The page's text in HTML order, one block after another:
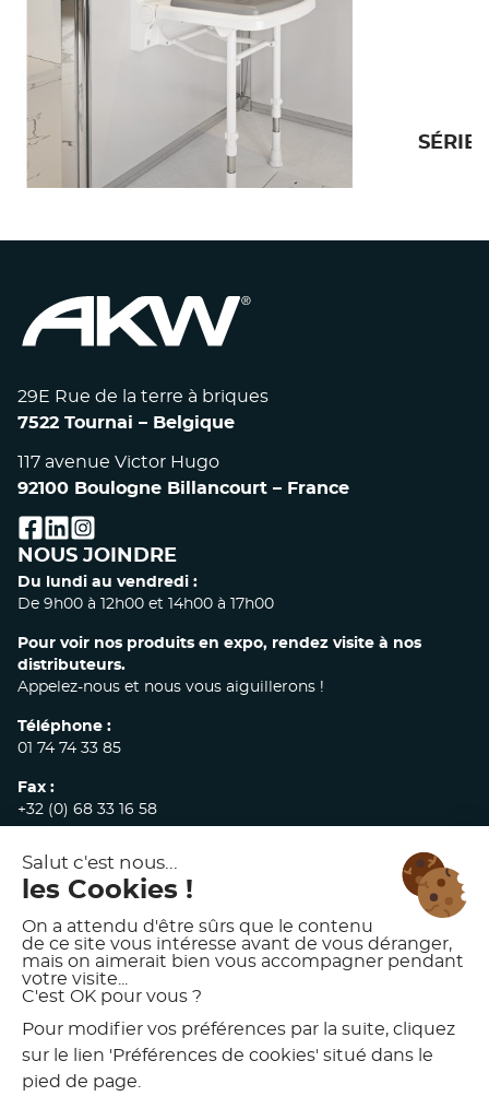
SÉRIE 2000 - REMBOURRÉ
COMPACT
SÉRIE
29E Rue de la terre à briques
7522 Tournai – Belgique
117 avenue Victor Hugo
92100 Boulogne Billancourt – France
facebook
linkedin
instagram
NOUS JOINDRE
Du lundi au vendredi :
De 9h00 à 12h00 et 14h00 à 17h00
Pour voir nos produits en expo, rendez visite à nos
distributeurs.
Appelez-nous et nous vous aiguillerons !
Téléphone :
01 74 74 33 85
Fax :
+32 (0) 68 33 16 58
commandes@akw-medicare.com
© 2026 AKW INTERNATIONAL
MENTIONS LÉGALES
POLITIQUE DE CONFIDENTIALITÉ
CONDITIONS GÉNÉRALES DE VENTE
CHARTE D’UTILISATION DES VISUELS AKW